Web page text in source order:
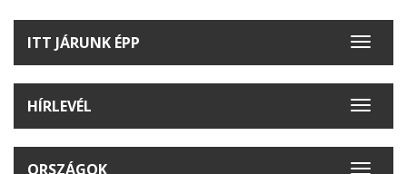
Toggle
ITT JÁRUNK ÉPP
Toggle
HÍRLEVÉL
ORSZÁGOK